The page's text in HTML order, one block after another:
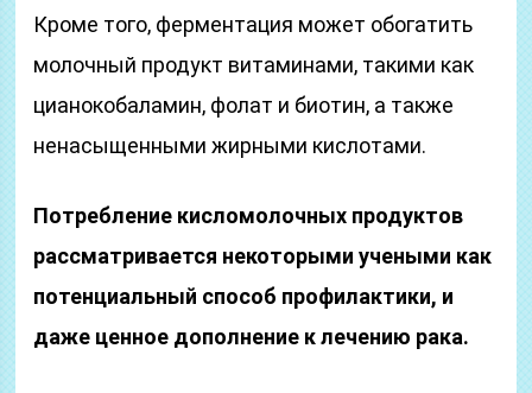
Кроме того, ферментация может обогатить
молочный продукт витаминами, такими как
цианокобаламин, фолат и биотин, а также
ненасыщенными жирными кислотами.
Потребление кисломолочных продуктов
рассматривается некоторыми учеными как
потенциальный способ профилактики, и
даже ценное дополнение к лечению рака.